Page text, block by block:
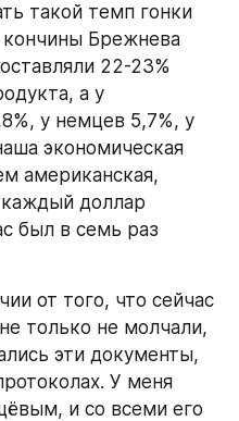
такой темп гонки
Брежнева
22-23%
а у
у немцев 5,7%, у
экономическая
американская,
каждый доллар
был в семь раз
от того, что сейчас
только не молчали,
эти документы,
У меня
и со всеми его